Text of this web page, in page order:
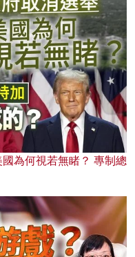
為何視若無睹？ 專制總